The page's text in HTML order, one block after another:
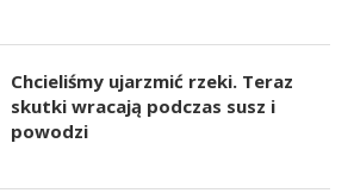
Chcieliśmy ujarzmić rzeki. Teraz
skutki wracają podczas susz i
powodzi